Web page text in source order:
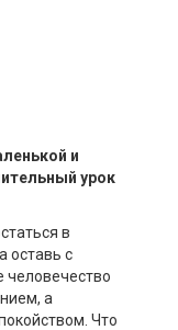
и
урок
в
оставь с
человечество
а
Что